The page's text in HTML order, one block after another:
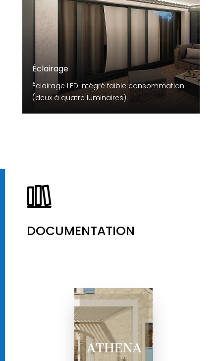
Éclairage
Éclairage LED intégré faible consommation
(deux à quatre luminaires).
DOCUMENTATION